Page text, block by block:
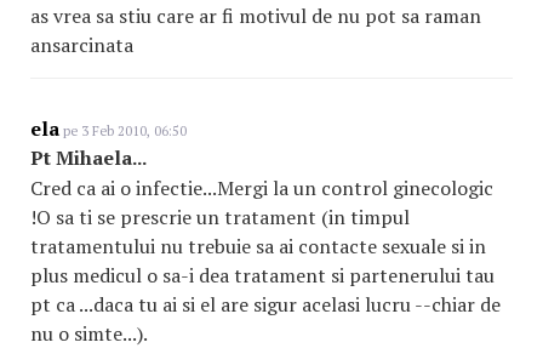
as vrea sa stiu care ar fi motivul de nu pot sa raman
ansarcinata
ela pe 3 Feb 2010, 06:50
Pt Mihaela...
Cred ca ai o infectie...Mergi la un control ginecologic
!O sa ti se prescrie un tratament (in timpul
tratamentului nu trebuie sa ai contacte sexuale si in
plus medicul o sa-i dea tratament si partenerului tau
pt ca ...daca tu ai si el are sigur acelasi lucru --chiar de
nu o simte...).